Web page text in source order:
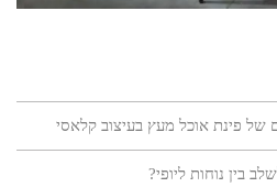
פינת אוכל מעץ בעיצוב קלאסי
בין נוחות ליופי?